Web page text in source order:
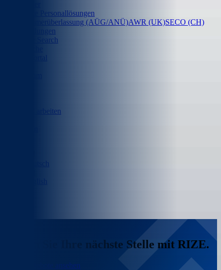
Lizensierte Personallösungen
Arbeitnehmerüberlassung (AÜG/ANÜ)AWR (UK)SECO (CH)
Festanstellungen
Executive Search
Bei RIZE arbeiten
Finden Sie Ihre nächste Stelle mit RIZE.
Stellenangebote ansehen